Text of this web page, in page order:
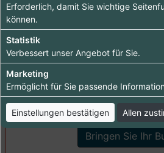
bringe
nach
Bestelle
Bringen Sie Ihr
Erforderlich, damit Sie wichtige
können.
Statistik
Verbessert unser Angebot für Sie.
Marketing
Ermöglicht für Sie passende
Einstellungen bestätigen Allen